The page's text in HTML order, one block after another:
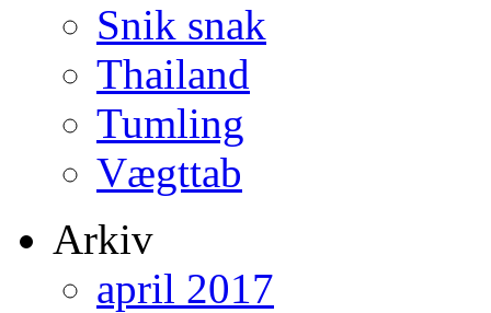
Snik snak
Thailand
Tumling
Vægttab
Arkiv
april 2017